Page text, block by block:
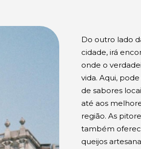
Do outro lado
cidade, irá
onde o
vida. Aqui,
de sabores
até aos
região. As
também
queijos